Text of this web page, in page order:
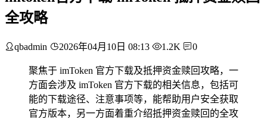
全攻略
qbadmin 2026年04月10日 08:13 1.2K 0
聚焦于 imToken 官方下载及抵押资金赎回攻略，一
方面会涉及 imToken 官方下载的相关信息，包括可
能的下载途径、注意事项等，能帮助用户安全获取
官方版本，另一方面着重介绍抵押资金赎回的全攻